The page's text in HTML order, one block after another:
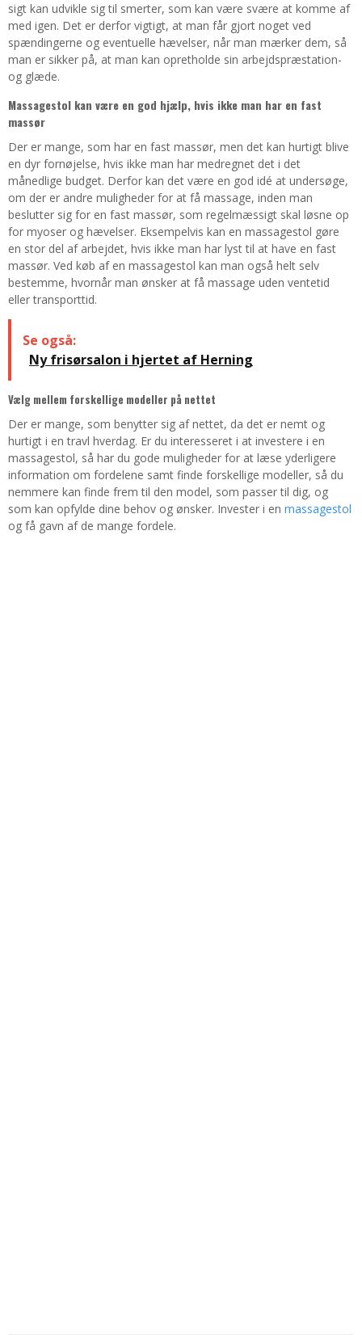
sigt kan udvikle sig til smerter, som kan være svære at komme af
med igen. Det er derfor vigtigt, at man får gjort noget ved
spændingerne og eventuelle hævelser, når man mærker dem, så
man er sikker på, at man kan opretholde sin arbejdspræstation-
og glæde.
Massagestol kan være en god hjælp, hvis ikke man har en fast
massør
Der er mange, som har en fast massør, men det kan hurtigt blive
en dyr fornøjelse, hvis ikke man har medregnet det i det
månedlige budget. Derfor kan det være en god idé at undersøge,
om der er andre muligheder for at få massage, inden man
beslutter sig for en fast massør, som regelmæssigt skal løsne op
for myoser og hævelser. Eksempelvis kan en massagestol gøre
en stor del af arbejdet, hvis ikke man har lyst til at have en fast
massør. Ved køb af en massagestol kan man også helt selv
bestemme, hvornår man ønsker at få massage uden ventetid
eller transporttid.
Se også:
Ny frisørsalon i hjertet af Herning
Vælg mellem forskellige modeller på nettet
Der er mange, som benytter sig af nettet, da det er nemt og
hurtigt i en travl hverdag. Er du interesseret i at investere i en
massagestol, så har du gode muligheder for at læse yderligere
information om fordelene samt finde forskellige modeller, så du
nemmere kan finde frem til den model, som passer til dig, og
som kan opfylde dine behov og ønsker. Invester i en massagestol
og få gavn af de mange fordele.